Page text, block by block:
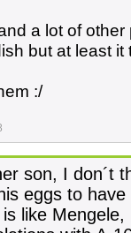
a lot of
but at least
:/
son, I don´t
eggs to
like Mengele,